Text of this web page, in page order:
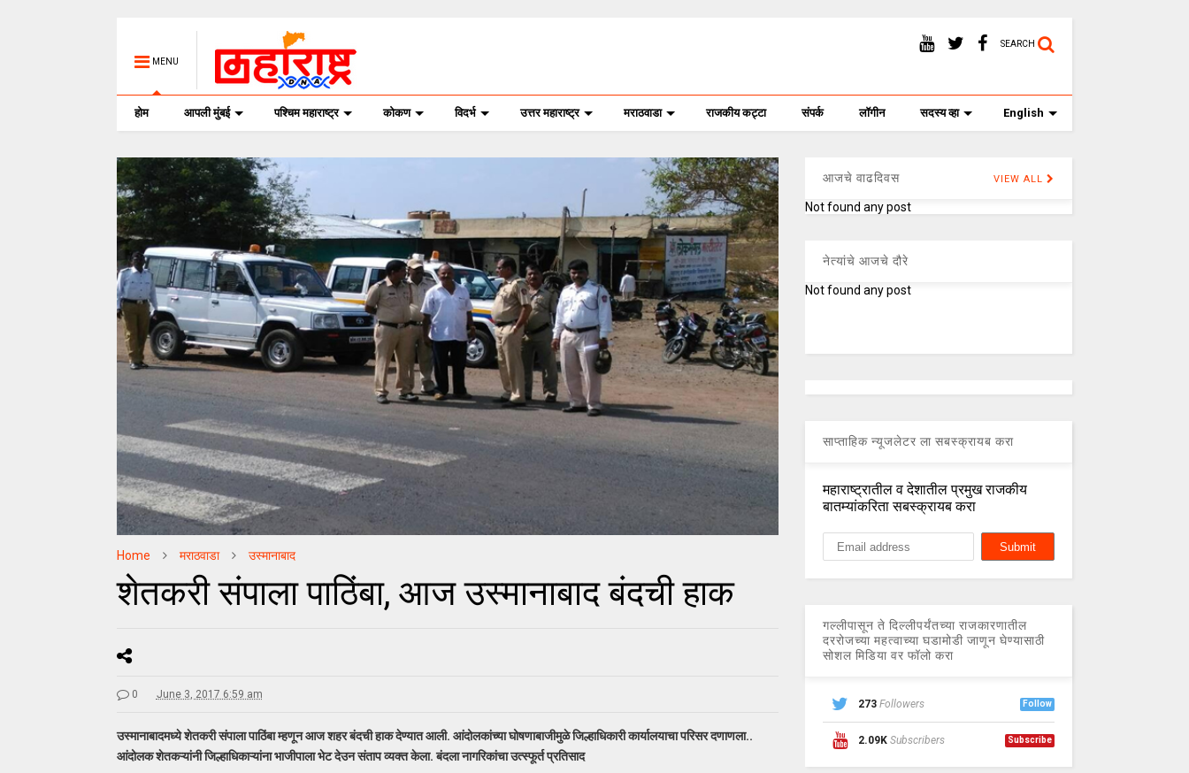
MENU
SEARCH
होम आपली मुंबई पश्चिम महाराष्ट्र कोकण विदर्भ उत्तर महाराष्ट्र मराठवाडा राजकीय कट्टा संपर्क लॉगीन सदस्य व्हा English
Home मराठवाडा उस्मानाबाद
शेतकरी संपाला पाठिंबा, आज उस्मानाबाद बंदची हाक
0 June 3, 2017 6:59 am
उस्मानाबादमध्ये शेतकरी संपाला पाठिंबा म्हणून आज शहर बंदची हाक देण्यात आली. आंदोलकांच्या घोषणाबाजीमुळे जिल्हाधिकारी कार्यालयाचा परिसर दणाणला..
आंदोलक शेतकऱ्यांनी जिल्हाधिकाऱ्यांना भाजीपाला भेट देउन संताप व्यक्त केला. बंदला नागरिकांचा उत्स्फूर्त प्रतिसाद
आजचे वाढदिवस VIEW ALL
Not found any post
नेत्यांचे आजचे दौरे
Not found any post
साप्ताहिक न्यूजलेटर ला सबस्क्रायब करा
महाराष्ट्रातील व देशातील प्रमुख राजकीय
बातम्यांकरिता सबस्क्रायब करा
गल्लीपासून ते दिल्लीपर्यंतच्या राजकारणातील
दररोजच्या महत्वाच्या घडामोडी जाणून घेण्यासाठी
सोशल मिडिया वर फॉलो करा
273 Followers Follow
2.09K Subscribers Subscribe